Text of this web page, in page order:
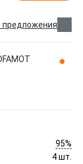
предложения
95%
4 шт.